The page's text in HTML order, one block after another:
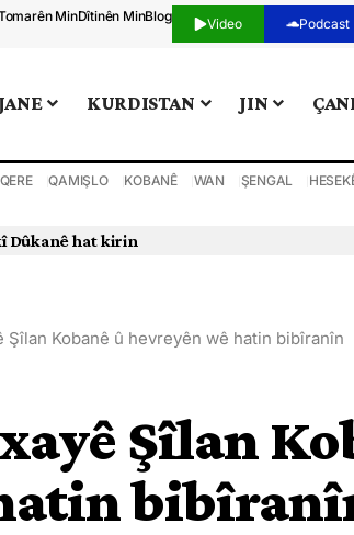
MinDîtinên MinBlog Video Podcast
KURDISTAN JIN
QAMIŞLO KOBANÊ WAN ŞENGAL
Dûkanê hat kirin
Şîlan Kobanê û hevreyên wê hatin bibîranîn
Şîlan